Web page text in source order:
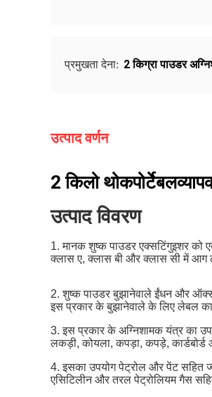
प्रमुखता देना: 2 किग्रा पाउडर
उत्पाद वर्णन
2 किलो थोकपोर्टेबल
उत्पाद विवरण
1. मानक शुष्क पाउडर एक्सटिंगुइशर को
क्लास ए, क्लास बी और क्लास सी में आग
2. शुष्क पाउडर बुझानेवाले ईंधन और
इस प्रकार के बुझानेवाले के लिए लेबल का
3. इस प्रकार के अग्निशामक यंत्र का
लकड़ी, कोयला, कपड़ा, कपड़े,
4. इसका उपयोग पेट्रोल और पेंट सहित
एसिटिलीन और तरल पेट्रोलियम गैस